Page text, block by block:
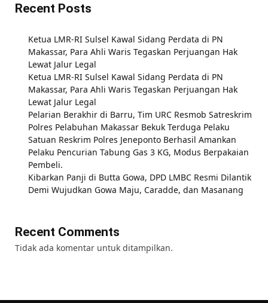
Recent Posts
Ketua LMR-RI Sulsel Kawal Sidang Perdata di PN
Makassar, Para Ahli Waris Tegaskan Perjuangan Hak
Lewat Jalur Legal
Ketua LMR-RI Sulsel Kawal Sidang Perdata di PN
Makassar, Para Ahli Waris Tegaskan Perjuangan Hak
Lewat Jalur Legal
Pelarian Berakhir di Barru, Tim URC Resmob Satreskrim
Polres Pelabuhan Makassar Bekuk Terduga Pelaku
Satuan Reskrim Polres Jeneponto Berhasil Amankan
Pelaku Pencurian Tabung Gas 3 KG, Modus Berpakaian
Pembeli.
Kibarkan Panji di Butta Gowa, DPD LMBC Resmi Dilantik
Demi Wujudkan Gowa Maju, Caradde, dan Masanang
Recent Comments
Tidak ada komentar untuk ditampilkan.